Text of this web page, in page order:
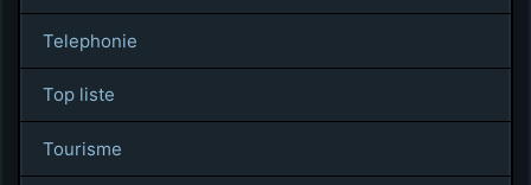
Telephonie
Top liste
Tourisme